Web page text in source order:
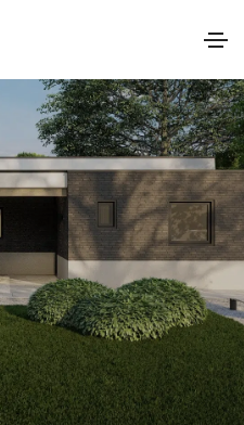
IV